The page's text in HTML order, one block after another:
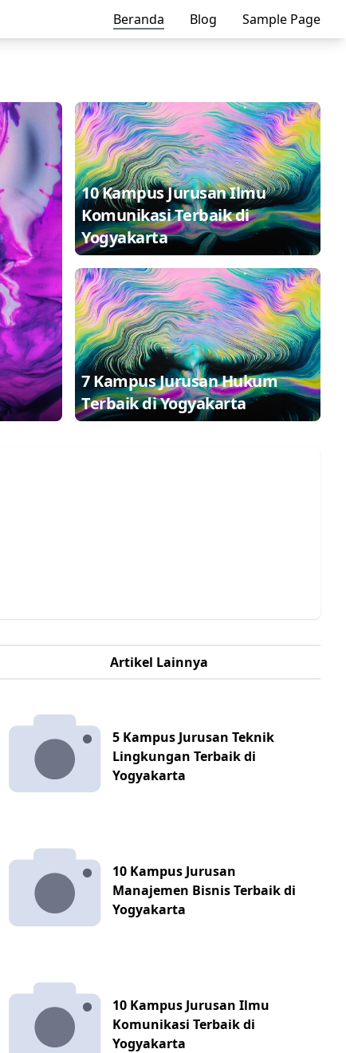
Beranda Blog Sample Page
10 Kampus Jurusan Ilmu
Komunikasi Terbaik di
Yogyakarta
7 Kampus Jurusan Hukum
Terbaik di Yogyakarta
Artikel Lainnya
5 Kampus Jurusan Teknik
Lingkungan Terbaik di
Yogyakarta
10 Kampus Jurusan
Manajemen Bisnis Terbaik di
Yogyakarta
10 Kampus Jurusan Ilmu
Komunikasi Terbaik di
Yogyakarta